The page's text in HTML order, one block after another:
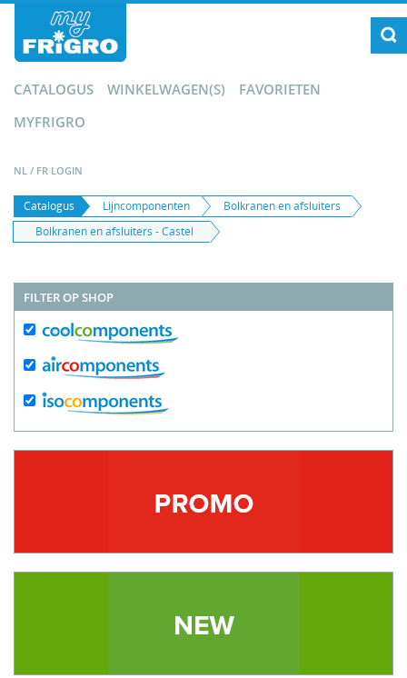
CATALOGUS WINKELWAGEN(S)
FAVORIETEN
MYFRIGRO
NL / FR LOGIN
Catalogus Lijncomponenten
Bolkranen en afsluiters
Bolkranen en afsluiters - Castel
FILTER OP SHOP